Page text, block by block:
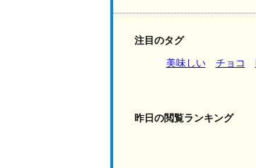
注目のタグ
美味しい チョコ
昨日の閲覧ランキング